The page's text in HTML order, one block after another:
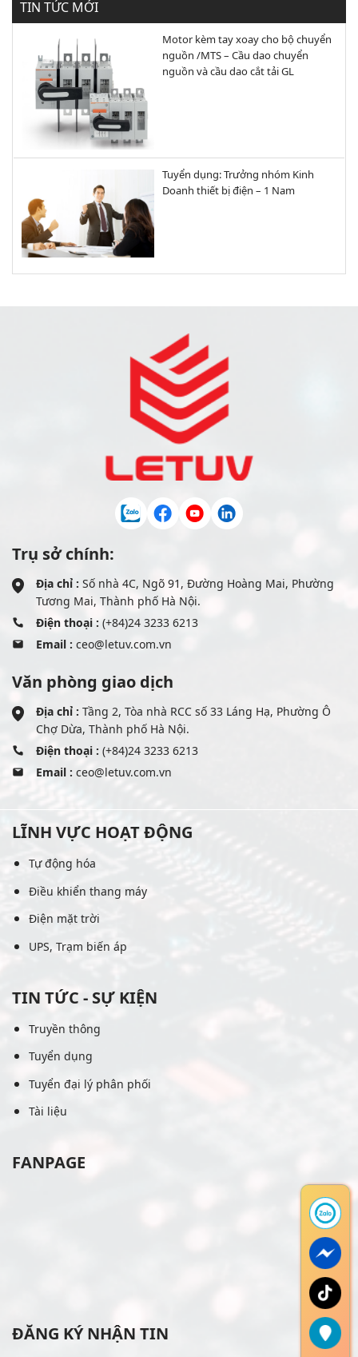
TIN TỨC MỚI
Motor kèm tay xoay cho bộ chuyển
nguồn /MTS – Cầu dao chuyển
nguồn và cầu dao cắt tải GL
Tuyển dụng: Trưởng nhóm Kinh
Doanh thiết bị điện – 1 Nam
Trụ sở chính:
Địa chỉ : Số nhà 4C, Ngõ 91, Đường Hoàng Mai, Phường
Tương Mai, Thành phố Hà Nội.
Điện thoại : (+84)24 3233 6213
Email : ceo@letuv.com.vn
Văn phòng giao dịch
Địa chỉ : Tầng 2, Tòa nhà RCC số 33 Láng Hạ, Phường Ô
Chợ Dừa, Thành phố Hà Nội.
Điện thoại : (+84)24 3233 6213
Email : ceo@letuv.com.vn
LĨNH VỰC HOẠT ĐỘNG
Tự động hóa
Điều khiển thang máy
Điện mặt trời
UPS, Trạm biến áp
TIN TỨC - SỰ KIỆN
Truyền thông
Tuyển dụng
Tuyển đại lý phân phối
Tài liệu
FANPAGE
ĐĂNG KÝ NHẬN TIN